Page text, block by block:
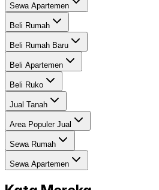
Sewa Apartemen
Beli Rumah
Beli Rumah Baru
Beli Apartemen
Beli Ruko
Jual Tanah
Area Populer Jual
Sewa Rumah
Sewa Apartemen